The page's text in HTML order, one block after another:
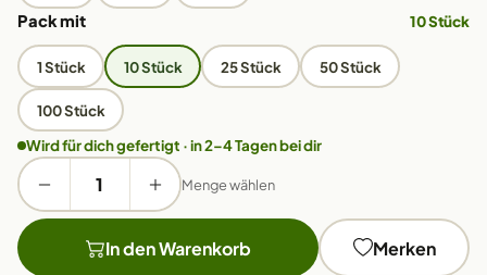
Pack mit 10 Stück
1 Stück 10 Stück 25 Stück 50 Stück
100 Stück
Wird für dich gefertigt · in 2–4 Tagen bei dir
Menge wählen
In den Warenkorb Merken